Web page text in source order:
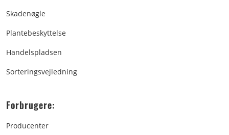
Skadenøgle
Plantebeskyttelse
Handelspladsen
Sorteringsvejledning
Forbrugere:
Producenter